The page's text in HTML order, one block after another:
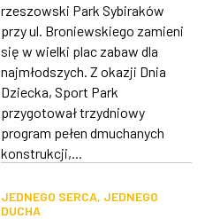
rzeszowski Park Sybiraków
przy ul. Broniewskiego zamieni
się w wielki plac zabaw dla
najmłodszych. Z okazji Dnia
Dziecka, Sport Park
przygotował trzydniowy
program pełen dmuchanych
konstrukcji,...
JEDNEGO SERCA, JEDNEGO
DUCHA